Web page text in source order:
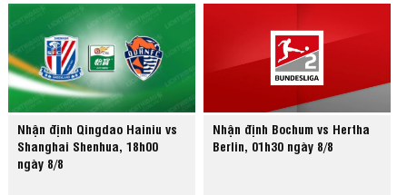
Nhận định Qingdao Hainiu vs
Shanghai Shenhua, 18h00
ngày 8/8
Nhận định Bochum vs Hertha
Berlin, 01h30 ngày 8/8